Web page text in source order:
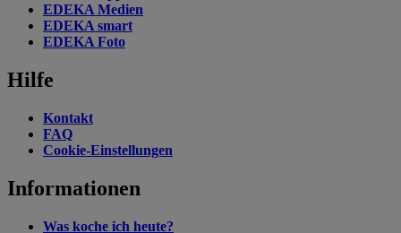
EDEKA Medien
EDEKA smart
EDEKA Foto
Hilfe
Kontakt
FAQ
Cookie-Einstellungen
Informationen
Was koche ich heute?